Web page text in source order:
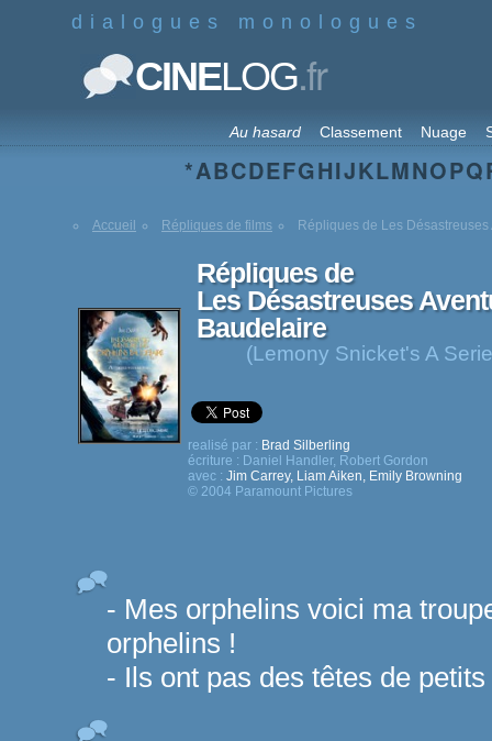
dialogues monologues
CINELOG.fr
Au hasard Classement Nuage
*ABCDEFGHIJKLMNOPQ
Accueil Répliques de films Répliques de Les
Répliques de
Les Désastreuses
Baudelaire
(Lemony Snicket's A
realisé par : Brad Silberling
écriture : Daniel Handler, Robert Gordon
avec : Jim Carrey, Liam Aiken, Emily Browning
© 2004 Paramount Pictures
- Mes orphelins voici ma
orphelins !
- Ils ont pas des têtes de